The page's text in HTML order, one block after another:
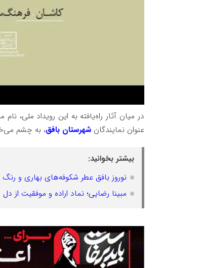
در میان آثار راه‌یافته به این رویداد
عنوان نمایندگان شهرستان بافق، به چشم
بیشتر بخوانید:
نوروز بافق عطر شکوفه‌های بهاری و
مبینا رضایی؛ نماد اراده و موفقیت از دل